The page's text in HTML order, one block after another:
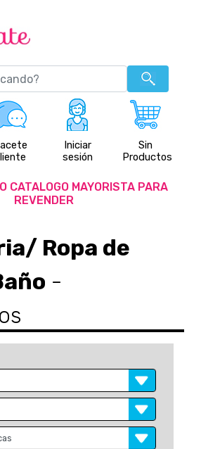
Iniciar
sesión
Sin
Productos
CATALOGO MAYORISTA PARA
REVENDER
Ropa de
-